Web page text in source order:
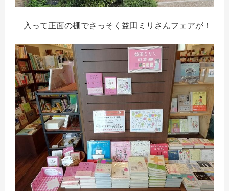
入って正面の棚でさっそく益田ミリさんフェアが！